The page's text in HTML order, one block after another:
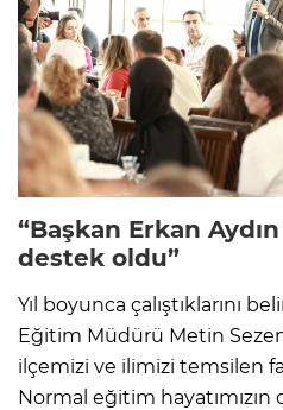
“Başkan Erkan Aydın
destek oldu”
Yıl boyunca çalıştıklarını
Eğitim Müdürü Metin
ilçemizi ve ilimizi temsilen
Normal eğitim hayatımızın